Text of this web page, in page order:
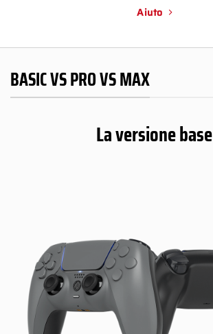
Aiuto
BASIC VS PRO VS MAX
La versione base